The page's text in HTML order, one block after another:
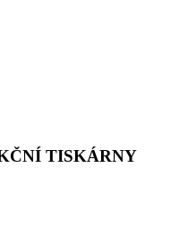
TISKÁRNY